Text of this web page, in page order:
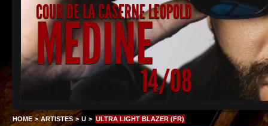
COUR DE LA CASERNE LEOPOLD
MEDINE
14/08
HOME >ARTISTES>U > ULTRA LIGHT BLAZER (FR)